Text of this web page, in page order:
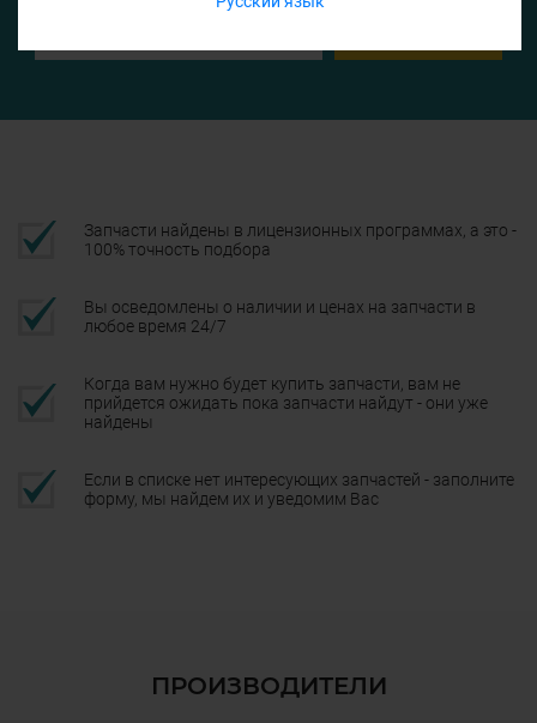
Запчасти найдены в лицензионных программах, а это -
100% точность подбора
Вы осведомлены о наличии и ценах на запчасти в
любое время 24/7
Когда вам нужно будет купить запчасти, вам не
прийдется ожидать пока запчасти найдут - они уже
найдены
Если в списке нет интересующих запчастей - заполните
форму, мы найдем их и уведомим Вас
ПРОИЗВОДИТЕЛИ